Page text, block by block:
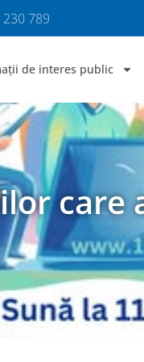
789
de interes public